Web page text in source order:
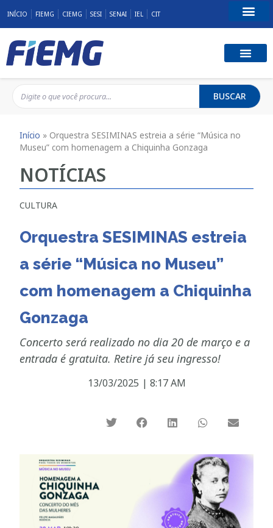
INÍCIO FIEMG CIEMG SESI SENAI IEL CIT
BUSCAR
Início » Orquestra SESIMINAS estreia a série “Música no
Museu” com homenagem a Chiquinha Gonzaga
NOTÍCIAS
CULTURA
Orquestra SESIMINAS estreia
a série “Música no Museu”
com homenagem a Chiquinha
Gonzaga
Concerto será realizado no dia 20 de março e a
entrada é gratuita. Retire já seu ingresso!
13/03/2025 | 8:17 AM